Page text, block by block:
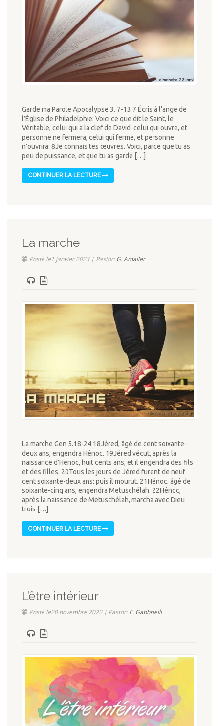
Garde ma Parole Apocalypse 3. 7-13 7 Écris à l’ange de
l’Église de Philadelphie: Voici ce que dit le Saint, le
Véritable, celui qui a la clef de David, celui qui ouvre, et
personne ne fermera, celui qui ferme, et personne
n’ouvrira: 8Je connais tes œuvres. Voici, parce que tu as
peu de puissance, et que tu as gardé […]
CONTINUER LA LECTURE
La marche
Posté le1 janvier 2023 | Pastor:G. Amaller
La marche Gen 5.18-24 18Jéred, âgé de cent soixante-
deux ans, engendra Hénoc. 19Jéred vécut, après la
naissance d’Hénoc, huit cents ans; et il engendra des fils
et des filles. 20Tous les jours de Jéred furent de neuf
cent soixante-deux ans; puis il mourut. 21Hénoc, âgé de
soixante-cinq ans, engendra Metuschélah. 22Hénoc,
après la naissance de Metuschélah, marcha avec Dieu
trois […]
CONTINUER LA LECTURE
L’être intérieur
Posté le20 novembre 2022 | Pastor:E. Gabbrielli